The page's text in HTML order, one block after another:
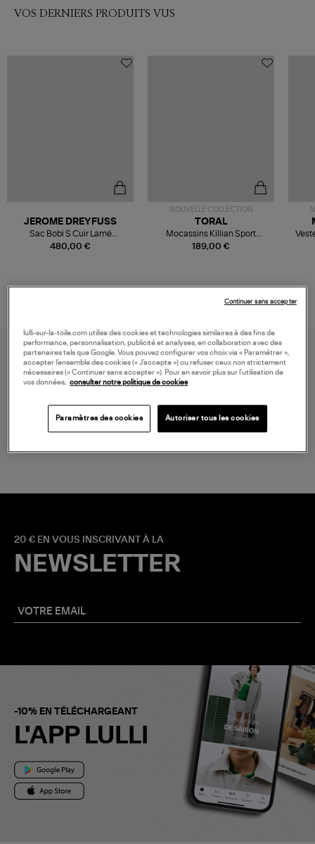
VOS DERNIERS PRODUITS VUS
480,00 €
JEROME DREYFUSS
Sac Bobi S Cuir Lamé
Champagne
NOUVELLE COLLECTION
189,00 €
TORAL
Mocassins Killian Sport
Mousse
20 € EN VOUS INSCRIVANT À LA
NEWSLETTER
-10% EN TÉLÉCHARGEANT
L'APP LULLI
lulli-sur-la-toile.com utilise des cookies et technologies similaires à des fins de
performance, personnalisation, publicité et analyses, en collaboration avec des
partenaires tels que Google. Vous pouvez configurer vos choix via « Paramétrer »,
accepter l’ensemble des cookies (« J’accepte ») ou refuser ceux non strictement
nécessaires (« Continuer sans accepter »). Pour en savoir plus sur l’utilisation de
vos données, consulter notre politique de cookies
Paramètres des cookies Autoriser tous les cookies
Continuer sans accepter